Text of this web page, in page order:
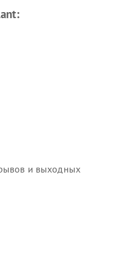
и выходных